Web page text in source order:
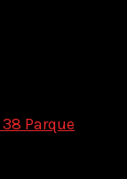
Parque